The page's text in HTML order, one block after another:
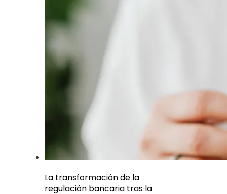
La transformación de la
regulación bancaria tras la